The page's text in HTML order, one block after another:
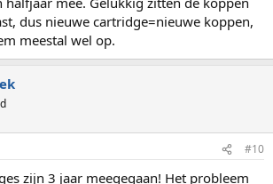
dus nieuwe cartridge=nieuwe koppen,
meestal wel op.
#10
zijn 3 jaar meegegaan! Het probleem